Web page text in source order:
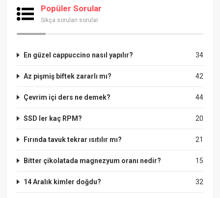
Popüler Sorular
Sıkça sorulan sorular
34
En güzel cappuccino nasıl yapılır?
42
Az pişmiş biftek zararlı mı?
44
Çevrim içi ders ne demek?
20
SSD ler kaç RPM?
21
Fırında tavuk tekrar ısıtılır mı?
15
Bitter çikolatada magnezyum oranı nedir?
32
14 Aralık kimler doğdu?